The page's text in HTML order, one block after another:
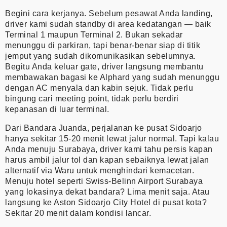
Begini cara kerjanya. Sebelum pesawat Anda landing,
driver kami sudah standby di area kedatangan — baik
Terminal 1 maupun Terminal 2. Bukan sekadar
menunggu di parkiran, tapi benar-benar siap di titik
jemput yang sudah dikomunikasikan sebelumnya.
Begitu Anda keluar gate, driver langsung membantu
membawakan bagasi ke Alphard yang sudah menunggu
dengan AC menyala dan kabin sejuk. Tidak perlu
bingung cari meeting point, tidak perlu berdiri
kepanasan di luar terminal.
Dari Bandara Juanda, perjalanan ke pusat Sidoarjo
hanya sekitar 15-20 menit lewat jalur normal. Tapi kalau
Anda menuju Surabaya, driver kami tahu persis kapan
harus ambil jalur tol dan kapan sebaiknya lewat jalan
alternatif via Waru untuk menghindari kemacetan.
Menuju hotel seperti Swiss-Belinn Airport Surabaya
yang lokasinya dekat bandara? Lima menit saja. Atau
langsung ke Aston Sidoarjo City Hotel di pusat kota?
Sekitar 20 menit dalam kondisi lancar.